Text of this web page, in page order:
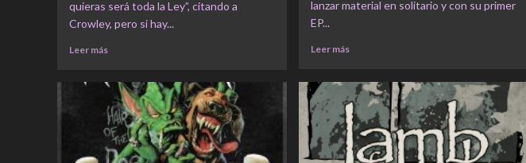
quieras será toda la Ley”, citando a
Crowley, pero si hay...
Leer más
lanzar material en solitario y con su primer
EP...
Leer más